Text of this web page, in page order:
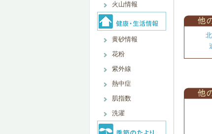
火山情報
黄砂情報
花粉
紫外線
熱中症
肌指数
洗濯
他
他